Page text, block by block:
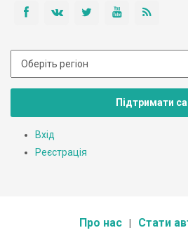
Підтримати
Вхід
Реєстрація
Про нас Стати